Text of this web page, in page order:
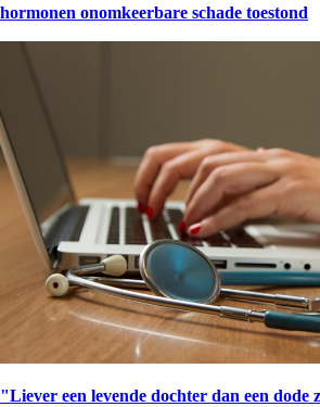
hormonen onomkeerbare schade toestond
"Liever een levende dochter dan een